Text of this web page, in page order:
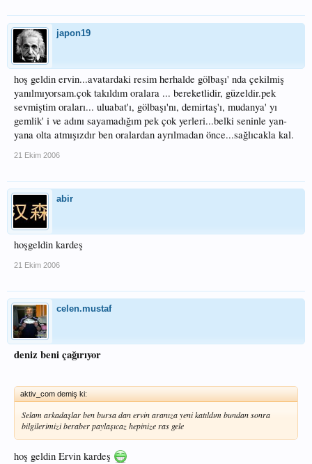
japon19
hoş geldin ervin...avatardaki resim herhalde gölbaşı' nda çekilmiş
yanılmıyorsam.çok takıldım oralara ... bereketlidir, güzeldir.pek
sevmiştim oraları... uluabat'ı, gölbaşı'nı, demirtaş'ı, mudanya' yı
gemlik' i ve adını sayamadığım pek çok yerleri...belki seninle yan-
yana olta atmışızdır ben oralardan ayrılmadan önce...sağlıcakla kal.
21 Ekim 2006
abir
hoşgeldin kardeş
21 Ekim 2006
celen.mustaf
deniz beni çağırıyor
aktiv_com demiş ki:
Selam arkadaşlar ben bursa dan ervin aranıza yeni katıldım bundan sonra
bilgilerimizi beraber paylaşıcaz hepinize ras gele
hoş geldin Ervin kardeş